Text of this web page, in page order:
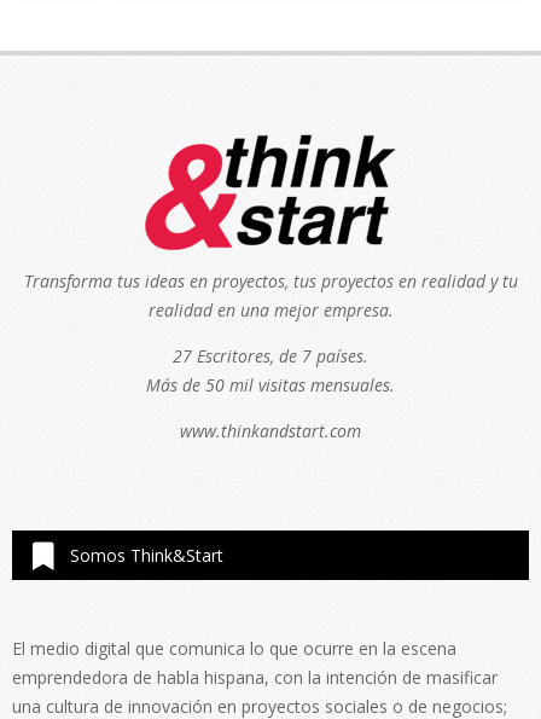
Transforma tus ideas en proyectos, tus proyectos en realidad y tu
realidad en una mejor empresa.
27 Escritores, de 7 países.
Más de 50 mil visitas mensuales.
www.thinkandstart.com
Somos Think&Start
El medio digital que comunica lo que ocurre en la escena
emprendedora de habla hispana, con la intención de masificar
una cultura de innovación en proyectos sociales o de negocios;